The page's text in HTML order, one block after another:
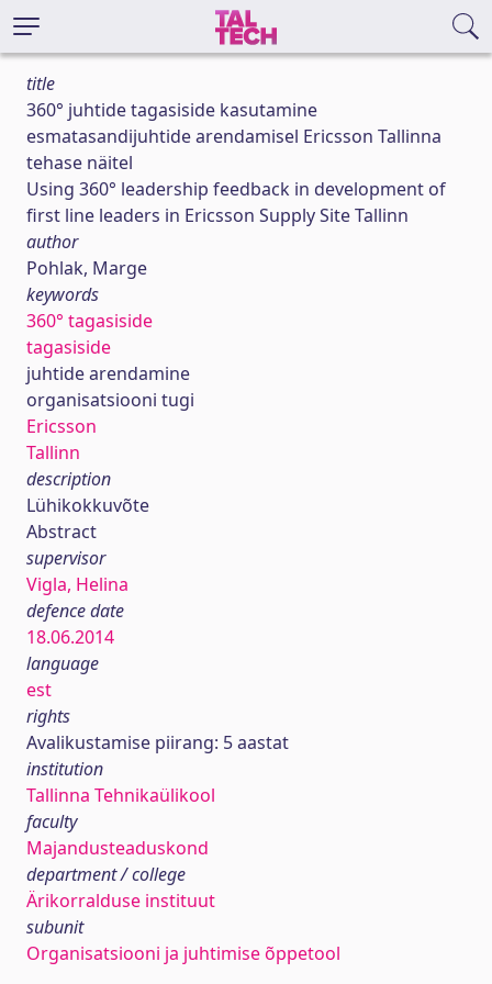
title
360° juhtide tagasiside kasutamine
esmatasandijuhtide arendamisel Ericsson Tallinna
tehase näitel
Using 360° leadership feedback in development of
first line leaders in Ericsson Supply Site Tallinn
author
Pohlak, Marge
keywords
360° tagasiside
tagasiside
juhtide arendamine
organisatsiooni tugi
Ericsson
Tallinn
description
Lühikokkuvõte
Abstract
supervisor
Vigla, Helina
defence date
18.06.2014
language
est
rights
Avalikustamise piirang: 5 aastat
institution
Tallinna Tehnikaülikool
faculty
Majandusteaduskond
department / college
Ärikorralduse instituut
subunit
Organisatsiooni ja juhtimise õppetool